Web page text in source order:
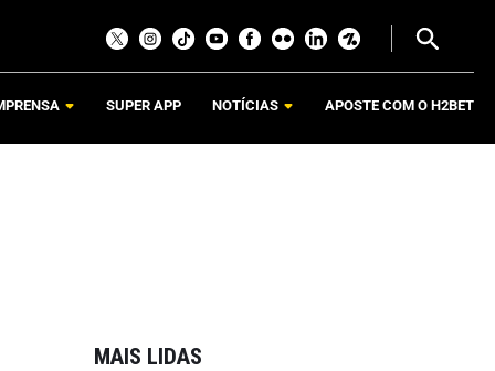
SUPER APP NOTÍCIAS APOSTE COM O H2BET
MAIS LIDAS